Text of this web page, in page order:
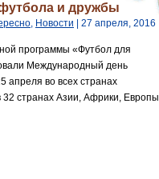
и дружбы
, Новости | 27 апреля, 2016
программы «Футбол для
Международный день
апреля во всех странах
32 странах Азии, Африки, Европы